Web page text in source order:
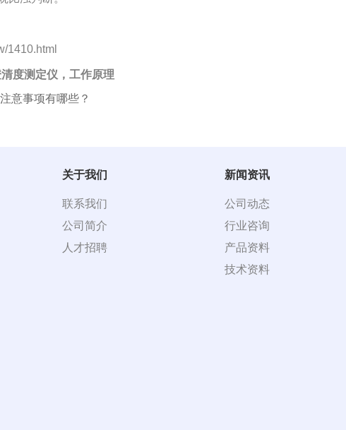
1410.html
度测定仪，工作原理
意事项有哪些？
关于我们
联系我们
公司简介
人才招聘
新闻资讯
公司动态
行业咨询
产品资料
技术资料